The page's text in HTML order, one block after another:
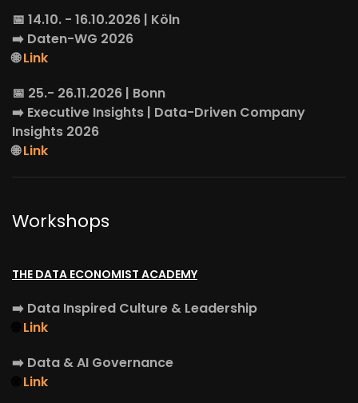
📅 14.10. - 16.10.2026 | Köln
➡️ Daten-WG 2026
🌐Link
📅 25.- 26.11.2026 | Bonn
➡️ Executive Insights | Data-Driven Company
Insights 2026
🌐Link
Workshops
THE DATA ECONOMIST ACADEMY
➡️ Data Inspired Culture & Leadership
Link
➡️ Data & AI Governance
Link